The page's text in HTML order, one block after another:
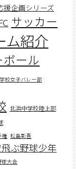
援企画シリーズ
サッカー
ム紹介
ール
校女子バレー部
北浜中学校陸上部
権 松島彰吾
ぶ野球少年
大会